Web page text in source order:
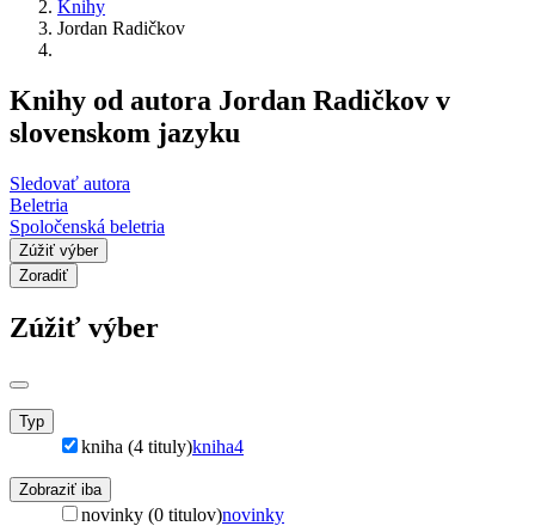
Knihy
Jordan Radičkov
Knihy od autora Jordan Radičkov v
slovenskom jazyku
Sledovať autora
Beletria
Spoločenská beletria
Zúžiť výber
Zoradiť
Zúžiť výber
Typ
kniha (4 tituly)kniha4
Zobraziť iba
novinky (0 titulov)novinky